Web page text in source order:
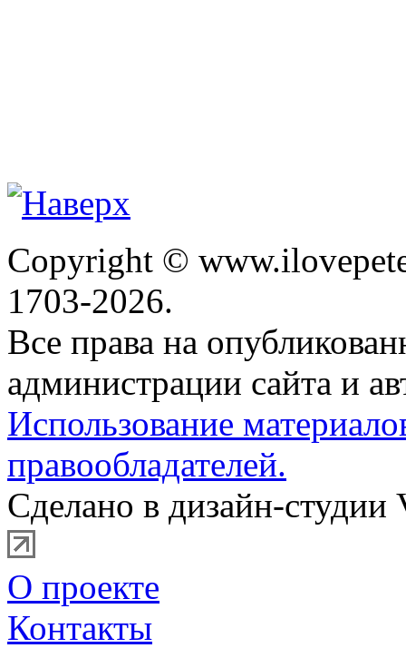
Copyright ©
1703-2026.
Все права на
администрации сайта и
Использование
правообладателей.
Сделано в дизайн-студии
О проекте
Контакты